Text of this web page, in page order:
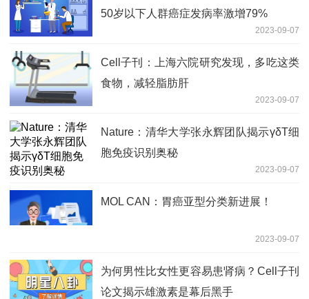
50岁以下人群癌症发病率激增79%
2023-09-07
Cell子刊：上海六院研究发现，多吃这类
食物，减轻脂肪肝
2023-09-07
Nature：清华大学张永辉团队揭示γδT细
胞免疫识别奥秘
2023-09-07
MOL CAN：胃癌亚型分类新进展！
2023-09-07
为何男性比女性更容易患肾病？Cell子刊
论文揭示雄激素是幕后黑手